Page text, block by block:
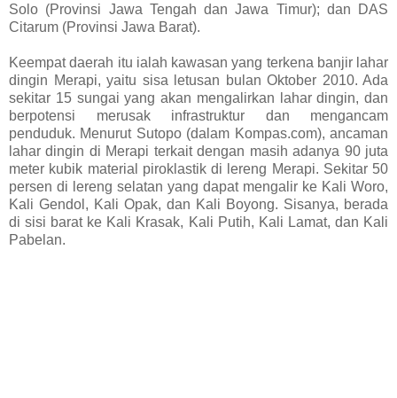
Solo (Provinsi Jawa Tengah dan Jawa Timur); dan DAS
Citarum (Provinsi Jawa Barat).
Keempat daerah itu ialah kawasan yang terkena banjir lahar
dingin Merapi, yaitu sisa letusan bulan Oktober 2010. Ada
sekitar 15 sungai yang akan mengalirkan lahar dingin, dan
berpotensi merusak infrastruktur dan mengancam
penduduk. Menurut Sutopo (dalam Kompas.com), ancaman
lahar dingin di Merapi terkait dengan masih adanya 90 juta
meter kubik material piroklastik di lereng Merapi. Sekitar 50
persen di lereng selatan yang dapat mengalir ke Kali Woro,
Kali Gendol, Kali Opak, dan Kali Boyong. Sisanya, berada
di sisi barat ke Kali Krasak, Kali Putih, Kali Lamat, dan Kali
Pabelan.